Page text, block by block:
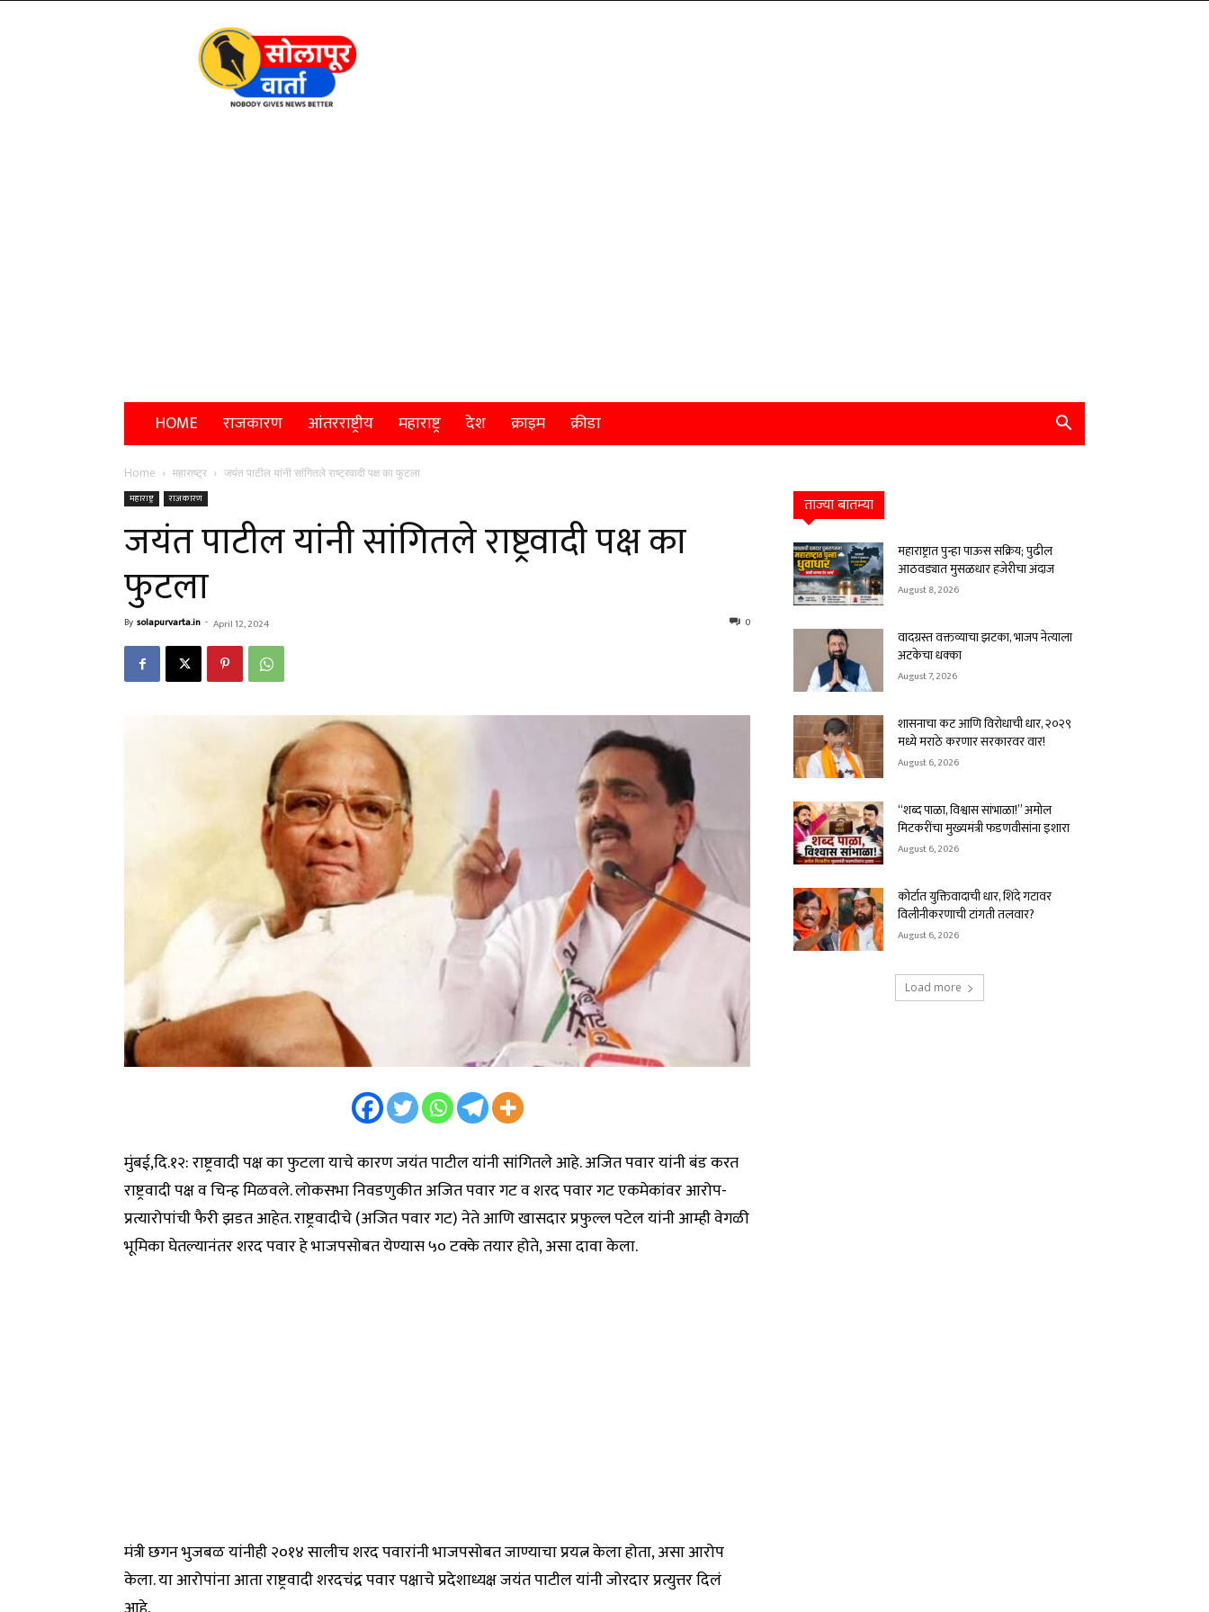
Solapur
Varta
HOME राजकारण आंतरराष्ट्रीय महाराष्ट्र देश क्राइम क्रीडा
Home महाराष्ट्र जयंत पाटील यांनी सांगितले राष्ट्रवादी पक्ष का फुटला
महाराष्ट्र राजकारण
जयंत पाटील यांनी सांगितले राष्ट्रवादी पक्ष का
फुटला
By solapurvarta.in - April 12, 2024 0
मुंबई,दि.१२: राष्ट्रवादी पक्ष का फुटला याचे कारण जयंत पाटील यांनी सांगितले आहे. अजित पवार यांनी बंड करत
राष्ट्रवादी पक्ष व चिन्ह मिळवले. लोकसभा निवडणुकीत अजित पवार गट व शरद पवार गट एकमेकांवर आरोप-
प्रत्यारोपांची फैरी झडत आहेत. राष्ट्रवादीचे (अजित पवार गट) नेते आणि खासदार प्रफुल्ल पटेल यांनी आम्ही वेगळी
भूमिका घेतल्यानंतर शरद पवार हे भाजपसोबत येण्यास ५० टक्के तयार होते, असा दावा केला.
मंत्री छगन भुजबळ यांनीही २०१४ सालीच शरद पवारांनी भाजपसोबत जाण्याचा प्रयत्न केला होता, असा आरोप
केला. या आरोपांना आता राष्ट्रवादी शरदचंद्र पवार पक्षाचे प्रदेशाध्यक्ष जयंत पाटील यांनी जोरदार प्रत्युत्तर दिलं
ताज्या बातम्या
महाराष्ट्रात पुन्हा पाऊस सक्रिय; पुढील
आठवड्यात मुसळधार हजेरीचा अंदाज
August 8, 2026
वादग्रस्त वक्तव्याचा झटका, भाजप नेत्याला
अटकेचा धक्का
August 7, 2026
शासनाचा कट आणि विरोधाची धार, २०२९
मध्ये मराठे करणार सरकारवर वार!
August 6, 2026
“शब्द पाळा, विश्वास सांभाळा!” अमोल
मिटकरींचा मुख्यमंत्री फडणवीसांना इशारा
August 6, 2026
कोर्टात युक्तिवादाची धार, शिंदे गटावर
विलीनीकरणाची टांगती तलवार?
August 6, 2026
Load more